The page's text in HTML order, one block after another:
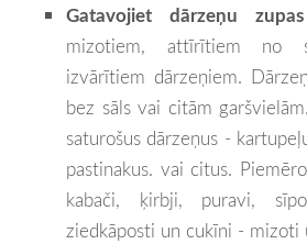
Gatavojiet dārzeņu
mizotiem, attīrītiem no
izvārītiem dārzeņiem.
bez sāls vai citām
saturošus dārzeņus -
pastinakus. vai citus.
kabači, ķirbji, puravi,
ziedkāposti un cukīni -